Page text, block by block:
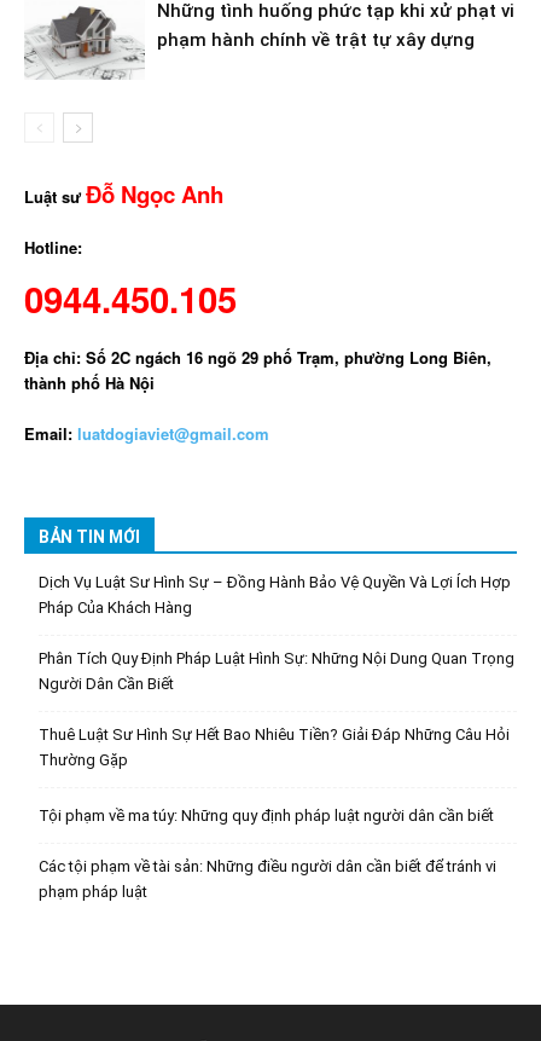
Những tình huống phức tạp khi xử phạt vi
phạm hành chính về trật tự xây dựng
Luật sưĐỗ Ngọc Anh
Hotline:
0944.450.105
Địa chỉ: Số 2C ngách 16 ngõ 29 phố Trạm, phường Long Biên,
thành phố Hà Nội
Email: luatdogiaviet@gmail.com
BẢN TIN MỚI
Dịch Vụ Luật Sư Hình Sự – Đồng Hành Bảo Vệ Quyền Và Lợi Ích Hợp
Pháp Của Khách Hàng
Phân Tích Quy Định Pháp Luật Hình Sự: Những Nội Dung Quan Trọng
Người Dân Cần Biết
Thuê Luật Sư Hình Sự Hết Bao Nhiêu Tiền? Giải Đáp Những Câu Hỏi
Thường Gặp
Tội phạm về ma túy: Những quy định pháp luật người dân cần biết
Các tội phạm về tài sản: Những điều người dân cần biết để tránh vi
phạm pháp luật